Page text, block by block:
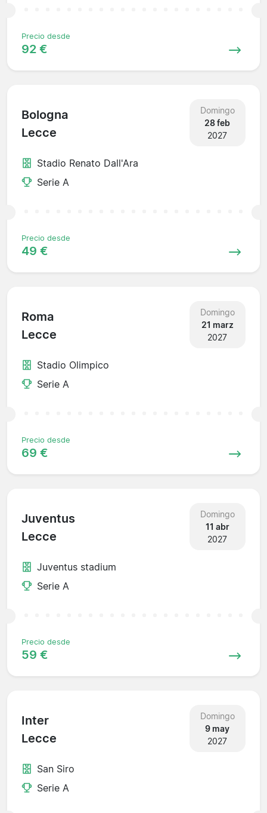
Precio desde
92 €
Bologna
Lecce
Domingo
28 feb
2027
Stadio Renato Dall'Ara
Serie A
Precio desde
49 €
Roma
Lecce
Domingo
21 marz
2027
Stadio Olimpico
Serie A
Precio desde
69 €
Juventus
Lecce
Domingo
11 abr
2027
Juventus stadium
Serie A
Precio desde
59 €
Inter
Lecce
Domingo
9 may
2027
San Siro
Serie A